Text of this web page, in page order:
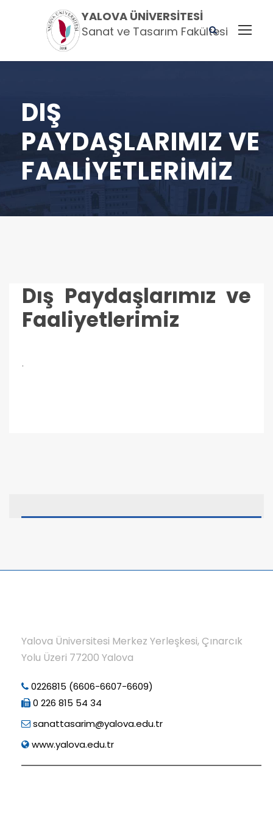
YALOVA ÜNIVERSITESI
Sanat ve Tasarım Fakültesi
DIŞ
PAYDAŞLARIMIZ VE
FAALIYETLERIMIZ
Dış Paydaşlarımız ve
Faaliyetlerimiz
.
Yalova Üniversitesi Merkez Yerleşkesi, Çınarcık
Yolu Üzeri 77200 Yalova
0226815 (6606-6607-6609)
0 226 815 54 34
sanattasarim@yalova.edu.tr
www.yalova.edu.tr